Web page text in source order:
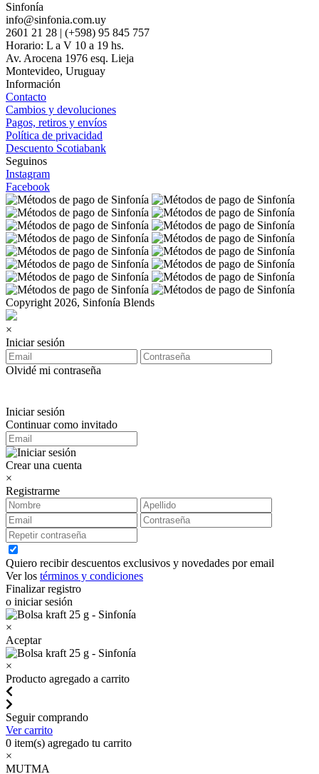
Sinfonía
info@sinfonia.com.uy
2601 21 28 | (+598) 95 845 757
Horario: L a V 10 a 19 hs.
Av. Arocena 1976 esq. Lieja
Montevideo, Uruguay
Información
Contacto
Cambios y devoluciones
Pagos, retiros y envíos
Política de privacidad
Descuento Scotiabank
Seguinos
Instagram
Facebook
Copyright 2026, Sinfonía Blends
×
Iniciar sesión
Olvidé mi contraseña
Iniciar sesión
Continuar como invitado
Crear una cuenta
×
Registrarme
Quiero recibir descuentos exclusivos y novedades por email
Ver los términos y condiciones
Finalizar registro
o iniciar sesión
×
Aceptar
×
Producto agregado a carrito
Seguir comprando
Ver carrito
0 item(s) agregado tu carrito
×
MUTMA